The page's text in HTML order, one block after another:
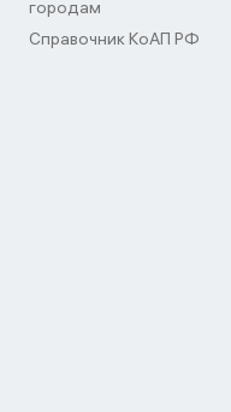
городам
Справочник КоАП РФ